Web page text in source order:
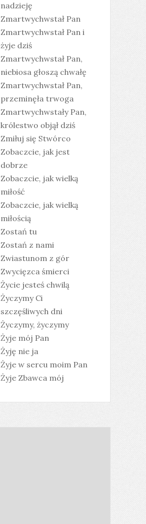
nadzieję
Zmartwychwstał Pan
Zmartwychwstał Pan i
żyje dziś
Zmartwychwstał Pan,
niebiosa głoszą chwałę
Zmartwychwstał Pan,
przeminęła trwoga
Zmartwychwstały Pan,
królestwo objął dziś
Zmiłuj się Stwórco
Zobaczcie, jak jest
dobrze
Zobaczcie, jak wielką
miłość
Zobaczcie, jak wielką
miłością
Zostań tu
Zostań z nami
Zwiastunom z gór
Zwycięzca śmierci
Życie jesteś chwilą
Życzymy Ci
szczęśliwych dni
Życzymy, życzymy
Żyje mój Pan
Żyję nie ja
Żyje w sercu moim Pan
Żyje Zbawca mój